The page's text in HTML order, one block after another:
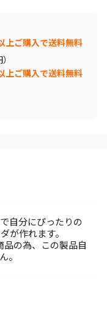
上ご購入で送料無料
上ご購入で送料無料
自分にぴったりの
が作れます。
品の為、この製品自
。